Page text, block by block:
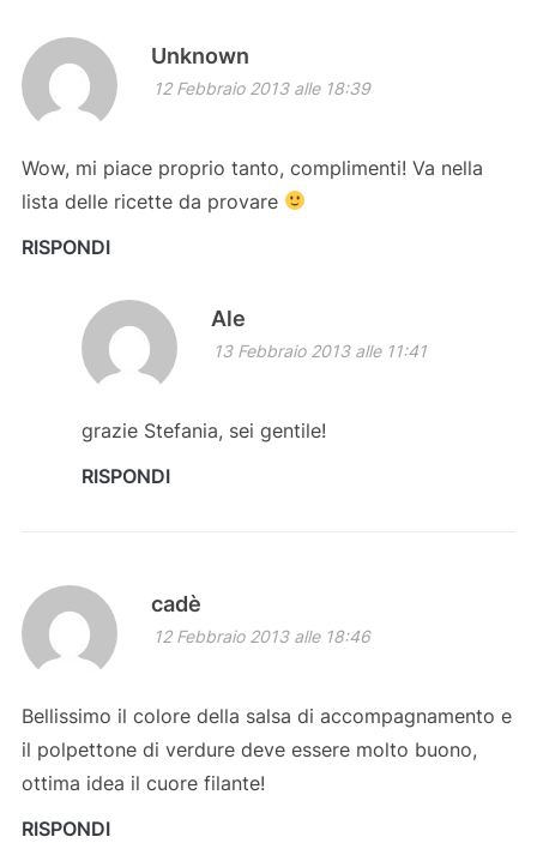
Unknown
12 Febbraio 2013 alle 18:39
Wow, mi piace proprio tanto, complimenti! Va nella
lista delle ricette da provare
RISPONDI
Ale
13 Febbraio 2013 alle 11:41
grazie Stefania, sei gentile!
RISPONDI
cadè
12 Febbraio 2013 alle 18:46
Bellissimo il colore della salsa di accompagnamento e
il polpettone di verdure deve essere molto buono,
ottima idea il cuore filante!
RISPONDI